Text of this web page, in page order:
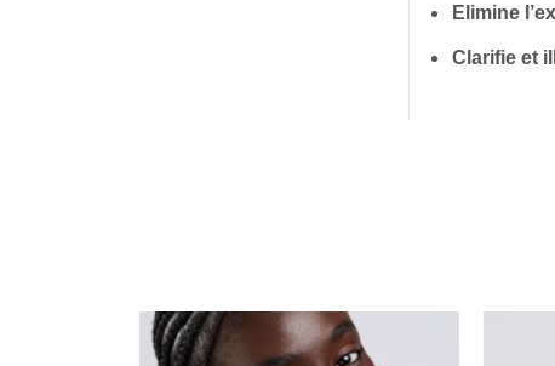
Elimine
Clarifie et